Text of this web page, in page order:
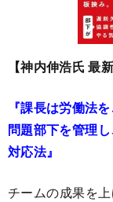
【神内伸浩氏 最新
『課長は労働法
問題部下を管理
対応法』
チームの成果を